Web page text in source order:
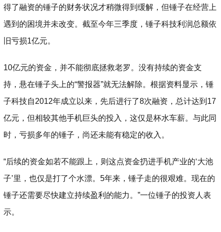
得了融资的锤子的财务状况才稍微得到缓解，但锤子在经营上
遇到的困境并未改变。截至今年三季度，锤子科技利润总额依
旧亏损1亿元。
10亿元的资金，并不能彻底拯救老罗。没有持续的资金支
持，悬在锤子头上的“警报器”就无法解除。根据资料显示，锤
子科技自2012年成立以来，先后进行了8次融资，总计达到17
亿元，但相较其他手机巨头的投入，这仅是杯水车薪。与此同
时，亏损多年的锤子，尚还未能有稳定的收入。
“后续的资金如若不能跟上，则这点资金扔进手机产业的‘大池
子’里，也仅是打了个水漂。5年来，锤子走的很艰难。现在的
锤子还需要尽快建立持续盈利的能力。”一位锤子的投资人表
示。